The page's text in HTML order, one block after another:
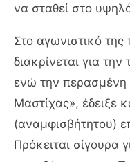
να σταθεί στο
Στο αγωνιστικό
διακρίνεται για
ενώ την περασμένη
Μαστίχας», έδειξε
(αναμφισβήτητου)
Πρόκειται σίγουρα